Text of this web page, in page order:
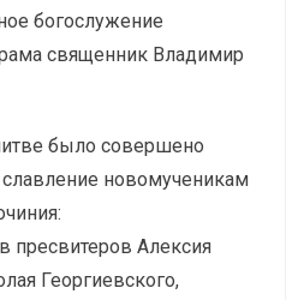
богослужение
священник Владимир
было совершено
славление новомученикам
пресвитеров Алексия
Георгиевского,